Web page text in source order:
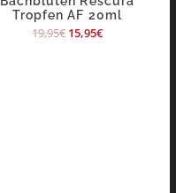
Tropfen AF 20ml
19,95€ 15,95€